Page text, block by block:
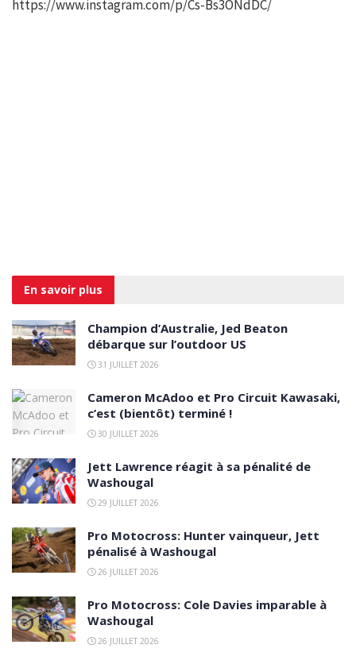
https://www.instagram.com/p/Cs-Bs3ONdDC/
En savoir plus
Champion d’Australie, Jed Beaton
débarque sur l’outdoor US
31 JUILLET 2026
Cameron McAdoo et Pro Circuit Kawasaki,
c’est (bientôt) terminé !
30 JUILLET 2026
Jett Lawrence réagit à sa pénalité de
Washougal
29 JUILLET 2026
Pro Motocross: Hunter vainqueur, Jett
pénalisé à Washougal
26 JUILLET 2026
Pro Motocross: Cole Davies imparable à
Washougal
26 JUILLET 2026